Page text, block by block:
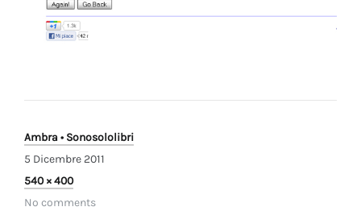
Ambra • Sonosololibri
5 Dicembre 2011
Full
size
540 × 400
No comments